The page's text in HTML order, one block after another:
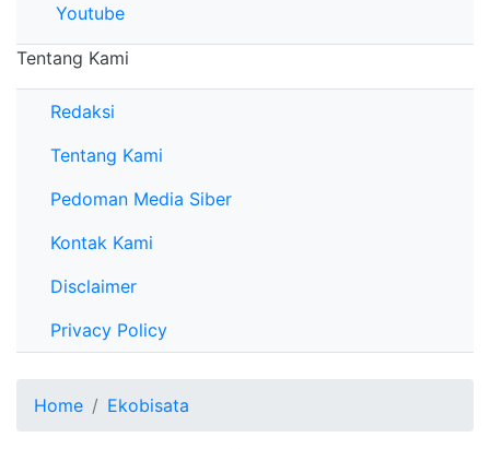
Youtube
Tentang Kami
Redaksi
Tentang Kami
Pedoman Media Siber
Kontak Kami
Disclaimer
Privacy Policy
Home Ekobisata